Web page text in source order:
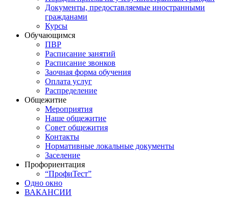
Документы, предоставляемые иностранными
гражданами
Курсы
Обучающимся
ПВР
Расписание занятий
Расписание звонков
Заочная форма обучения
Оплата услуг
Распределение
Общежитие
Мероприятия
Наше общежитие
Совет общежития
Контакты
Нормативные локальные документы
Заселение
Профориентация
“ПрофиТест”
Одно окно
ВАКАНСИИ